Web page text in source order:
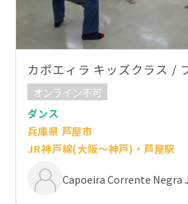
カポエィラ キッズクラス /
オンライン不可
ダンス
兵庫県 芦屋市
JR神戸線(大阪～神戸)・芦屋駅
Capoeira Corrente Negra